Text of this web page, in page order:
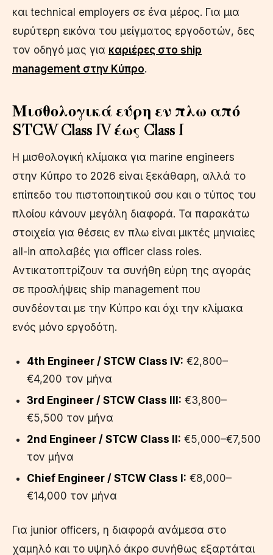
και technical employers σε ένα μέρος. Για μια
ευρύτερη εικόνα του μείγματος εργοδοτών, δες
τον οδηγό μας για καριέρες στο ship
management στην Κύπρο.
Μισθολογικά εύρη εν πλω από
STCW Class IV έως Class I
Η μισθολογική κλίμακα για marine engineers
στην Κύπρο το 2026 είναι ξεκάθαρη, αλλά το
επίπεδο του πιστοποιητικού σου και ο τύπος του
πλοίου κάνουν μεγάλη διαφορά. Τα παρακάτω
στοιχεία για θέσεις εν πλω είναι μικτές μηνιαίες
all-in απολαβές για officer class roles.
Αντικατοπτρίζουν τα συνήθη εύρη της αγοράς
σε προσλήψεις ship management που
συνδέονται με την Κύπρο και όχι την κλίμακα
ενός μόνο εργοδότη.
4th Engineer / STCW Class IV: €2,800–
€4,200 τον μήνα
3rd Engineer / STCW Class III: €3,800–
€5,500 τον μήνα
2nd Engineer / STCW Class II: €5,000–€7,500
τον μήνα
Chief Engineer / STCW Class I: €8,000–
€14,000 τον μήνα
Για junior officers, η διαφορά ανάμεσα στο
χαμηλό και το υψηλό άκρο συνήθως εξαρτάται